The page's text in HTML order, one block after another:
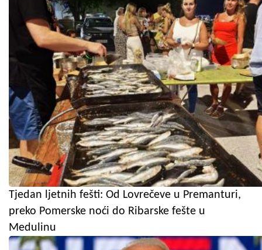
Tjedan ljetnih fešti: Od Lovrečeve u Premanturi,
preko Pomerske noći do Ribarske fešte u
Medulinu